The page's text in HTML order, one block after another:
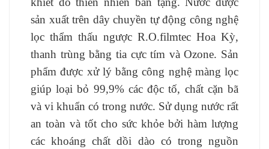
sản xuất trên dây chuyền tự động công nghệ
lọc thẩm thấu ngược R.O.filmtec Hoa Kỳ,
thanh trùng bằng tia cực tím và Ozone. Sản
phẩm được xử lý bằng công nghệ màng lọc
giúp loại bỏ 99,9% các độc tố, chất cặn bã
và vi khuẩn có trong nước. Sử dụng nước rất
an toàn và tốt cho sức khỏe bởi hàm lượng
các khoáng chất dồi dào có trong nguồn